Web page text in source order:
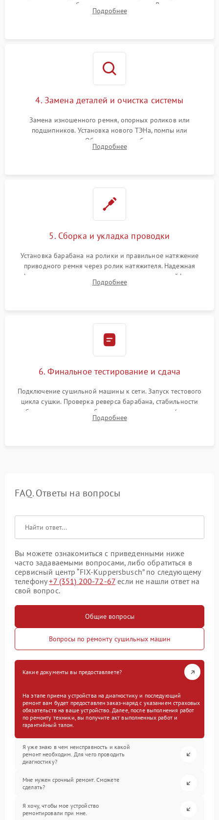
конденсатора, обмоток мотора и помпы. Для машин с
тепловым насосом — диагностика работы компрессора и
Подробнее
4. Замена деталей и очистка системы
Замена изношенного ремня, опорных роликов или
подшипников. Установка нового ТЭНа, помпы или
термодатчиков. Обязательная глубокая очистка
конденсатора, крыльчатки вентилятора и воздуховодов от
Подробнее
5. Сборка и укладка проводки
Установка барабана на ролики и правильное натяжение
приводного ремня через ролик натяжителя. Надежная
фиксация всех узлов, подключение клемм и шлейфов к
модулю управления. Монтаж корпусных панелей, люка и
Подробнее
6. Финальное тестирование и сдача
Подключение сушильной машины к сети. Запуск тестового
цикла сушки. Проверка реверса барабана, стабильности
набора температуры, работы дренажного насоса (откачка
конденсата) и отсутствия посторонних скрипов, стуков или
Подробнее
FAQ. Ответы на вопросы
Вы можете ознакомиться с приведенными ниже
часто задаваемыми вопросами, либо обратиться в
сервисный центр “FIX-Kuppersbusch” по следующему
телефону+7 (351) 200-72-67 если не нашли ответ на
свой вопрос.
Общие вопросы
Вопросы по ремонту сушильных машин
Какие документы вы предоставляете?
На этапе приема устройства на диагностику и последующий
ремонт вам будет предоставлен заказ-наряд с указанием страховых
обязательств на ваше устройство. Далее, после выполнения работ
по ремонту техники, вы получите акт выполненных работ и
гарантийный талон.
Я уже знаю в чем неисправность и какой
ремонт необходим. Для чего проводить
диагностику?
Мне нужен срочный ремонт. Сможете
сделать?
Я хочу, чтобы мое устройство
ремонтировали при мне.